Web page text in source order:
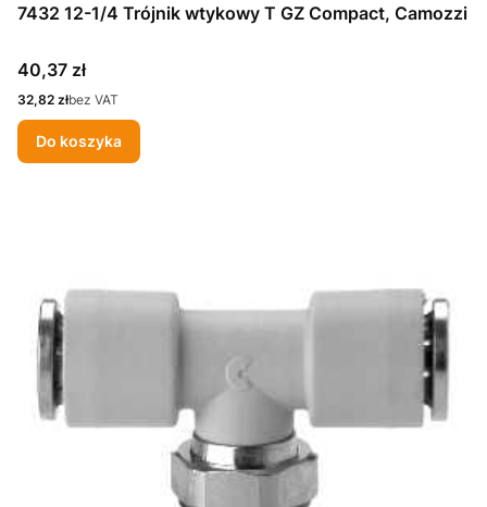
7432 12-1/4 Trójnik wtykowy T GZ Compact, Camozzi
Cena
40,37 zł
Cena
32,82 złbez VAT
Do koszyka